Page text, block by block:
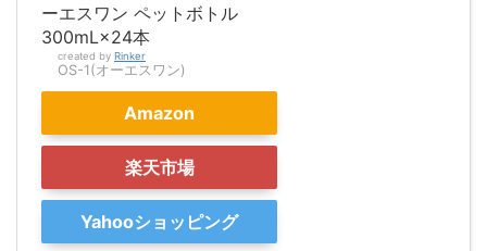
ーエスワン ペットボトル
300mL×24本
created by Rinker
OS-1(オーエスワン)
Amazon
楽天市場
Yahooショッピング